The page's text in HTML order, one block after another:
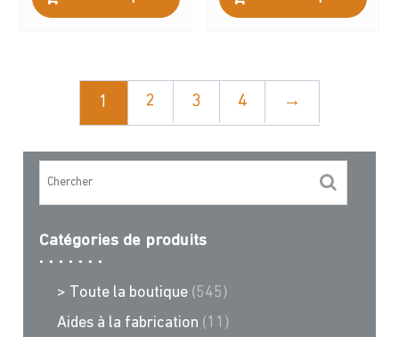
produit
Les
être
sur
page
produit
1 2 3 4 →
Catégories de produits
> Toute la boutique (545)
Aides à la fabrication (11)